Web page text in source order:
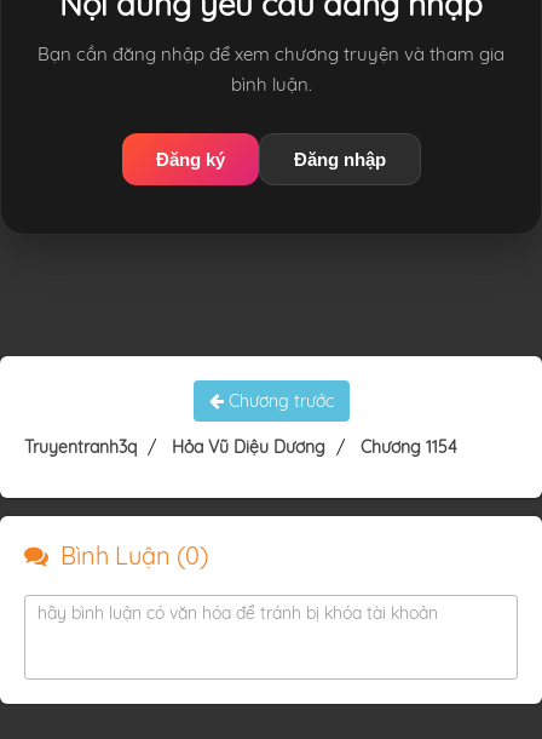
Bạn cần đăng nhập để xem chương truyện và tham gia
bình luận.
Đăng ký Đăng nhập
Chương trước
Truyentranh3q Hỏa Vũ Diệu Dương Chương 1154
Bình Luận (0)
hãy bình luận có văn hóa để tránh bị khóa tài khoản